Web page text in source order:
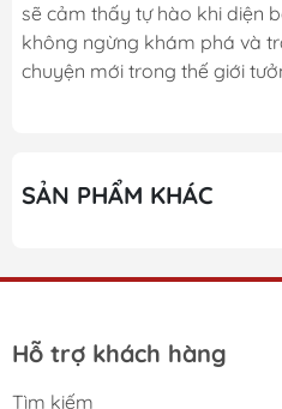
sẽ cảm thấy tự hào khi diện
không ngừng khám phá và
chuyện mới trong thế giới
SẢN PHẨM KHÁC
Hỗ trợ khách hàng
Tìm kiếm